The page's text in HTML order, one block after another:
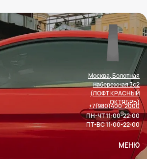
Москва, Болотная
набережная 3с2
(ЛОФТ КРАСНЫЙ
ОКТЯБРЬ)
+7(980)400-2000
ПН-ЧТ 11:00-22:00
ПТ-ВС 11:00-22:00
МЕНЮ